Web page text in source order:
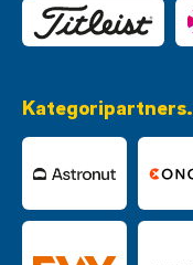
Kategoripartners.